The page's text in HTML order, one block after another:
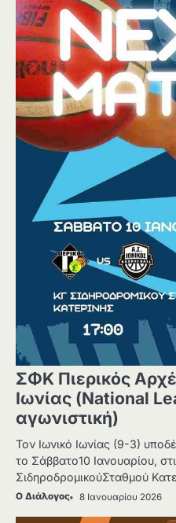
ΣΦΚ Πιερικός
Ιωνίας (National
αγωνιστική)
Τον Ιωνικό Ιωνίας (9-3)
το Σάββατο10 Ιανουαρίου,
ΣιδηροδρομικούΣταθμού
Ο Διάλογος 8 Ιανουαρίου 2026